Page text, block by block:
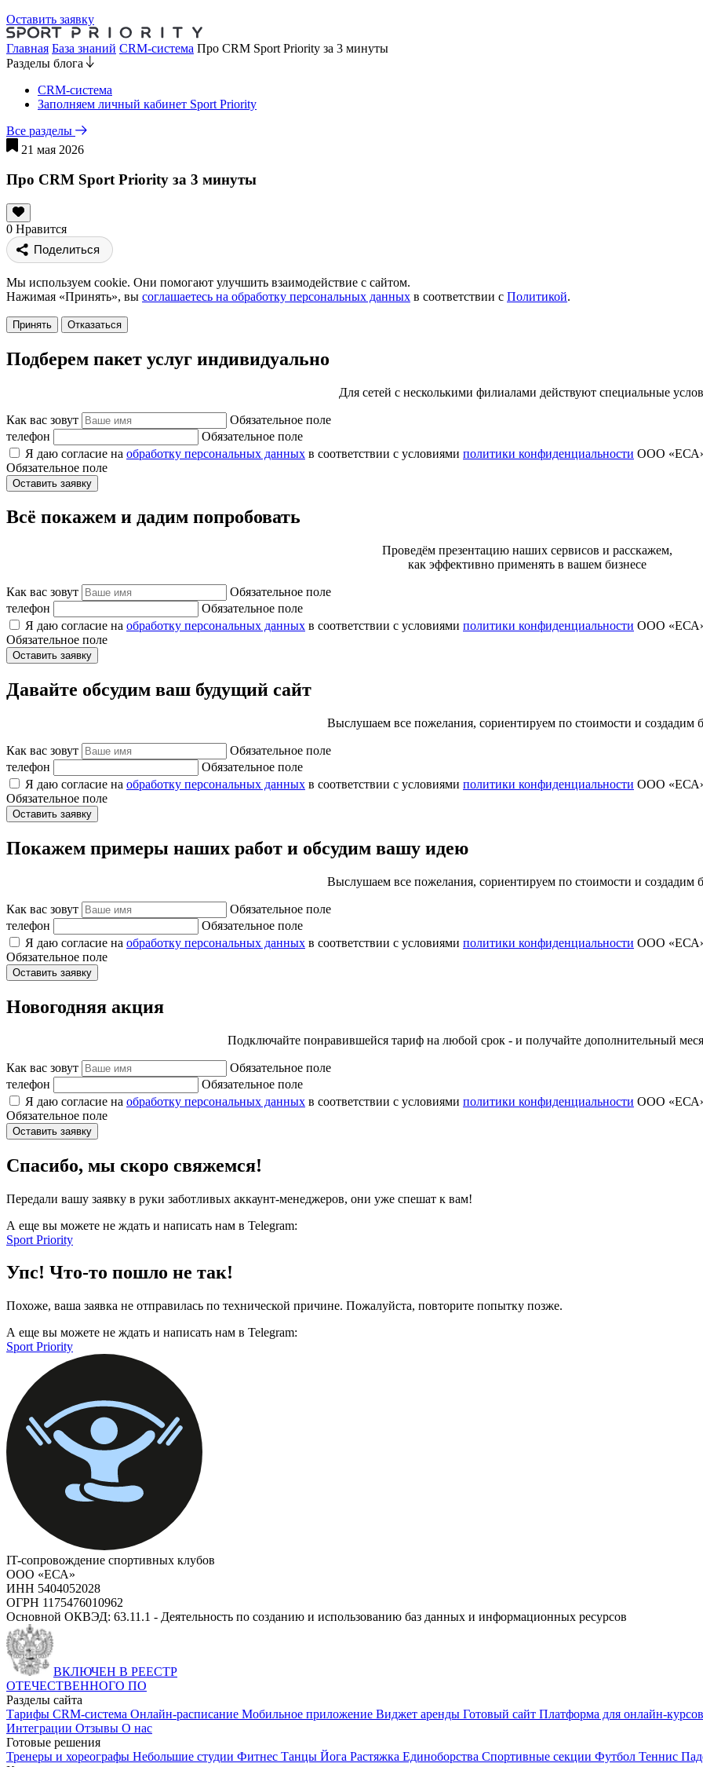
Оставить заявку
Главная База знаний CRM-система Про CRM Sport Priority за 3 минуты
Разделы блога
CRM-система
Заполняем личный кабинет Sport Priority
Все разделы
21 мая 2026
Про CRM Sport Priority за 3 минуты
0 Нравится
Поделиться
Мы используем cookie. Они помогают улучшить взаимодействие с сайтом.
Нажимая «Принять», вы соглашаетесь на обработку персональных данных в соответствии с Политикой.
Принять Отказаться
Подберем пакет услуг индивидуально
Для сетей с несколькими филиалами действуют специальные
Как вас зовут
Обязательное поле
телефон
Обязательное поле
Я даю согласие на обработку персональных данных в соответствии с условиями политики конфиденциальности ООО
Обязательное поле
Оставить заявку
Всё покажем и дадим попробовать
Проведём презентацию наших сервисов и расскажем,
как эффективно применять в вашем бизнесе
Как вас зовут
Обязательное поле
телефон
Обязательное поле
Я даю согласие на обработку персональных данных в соответствии с условиями политики конфиденциальности ООО
Обязательное поле
Оставить заявку
Давайте обсудим ваш будущий сайт
Выслушаем все пожелания, сориентируем по стоимости и создадим
Как вас зовут
Обязательное поле
телефон
Обязательное поле
Я даю согласие на обработку персональных данных в соответствии с условиями политики конфиденциальности ООО
Обязательное поле
Оставить заявку
Покажем примеры наших работ и обсудим вашу идею
Выслушаем все пожелания, сориентируем по стоимости и создадим
Как вас зовут
Обязательное поле
телефон
Обязательное поле
Я даю согласие на обработку персональных данных в соответствии с условиями политики конфиденциальности ООО
Обязательное поле
Оставить заявку
Новогодняя акция
Подключайте понравившейся тариф на любой срок - и получайте дополнительный
Как вас зовут
Обязательное поле
телефон
Обязательное поле
Я даю согласие на обработку персональных данных в соответствии с условиями политики конфиденциальности ООО
Обязательное поле
Оставить заявку
Спасибо, мы скоро свяжемся!
Передали вашу заявку в руки заботливых аккаунт-менеджеров, они уже спешат к вам!
А еще вы можете не ждать и написать нам в Telegram:
Sport Priority
Упс! Что-то пошло не так!
Похоже, ваша заявка не отправилась по технической причине. Пожалуйста, повторите попытку позже.
А еще вы можете не ждать и написать нам в Telegram:
Sport Priority
IT-сопровождение спортивных клубов
ООО «ЕСА»
ИНН 5404052028
ОГРН 1175476010962
Основной ОКВЭД: 63.11.1 - Деятельность по созданию и использованию баз данных и информационных ресурсов
ВКЛЮЧЕН В РЕЕСТР
ОТЕЧЕСТВЕННОГО ПО
Разделы сайта
Тарифы CRM-система Онлайн-расписание Мобильное приложение Виджет аренды Готовый сайт Платформа для онлайн-курсов
Интеграции Отзывы О нас
Готовые решения
Тренеры и хореографы Небольшие студии Фитнес Танцы Йога Растяжка Единоборства Спортивные секции Футбол Теннис